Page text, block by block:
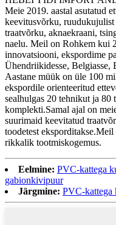
Meie 2019. aastal asutatud
keevitusvõrku,
traatvõrku, aknaekraani,
naelu. Meil ​​on Rohkem kui
innovatsiooni, ekspordime
Ühendriikidesse, Belgiasse,
Aastane müük on üle 100
ekspordile orienteeritud
sealhulgas 20 tehnikut ja 80
komplekti.Samal ajal on
suurimaid keevitatud
toodetest
rikkalik tootmiskogemus.
Eelmine: PVC-kattega
gabionkivipuur
Järgmine: PVC-kattega